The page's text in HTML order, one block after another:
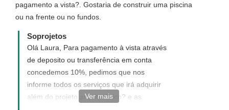
pagamento a vista?. Gostaria de construir uma piscina
ou na frente ou no fundos.
Soprojetos
Olá Laura, Para pagamento à vista através
de deposito ou transferência em conta
concedemos 10%, pedimos que nos
informe todos os serviços que irá adquirir
além do projeto arquitetônico? e as
Ver mais